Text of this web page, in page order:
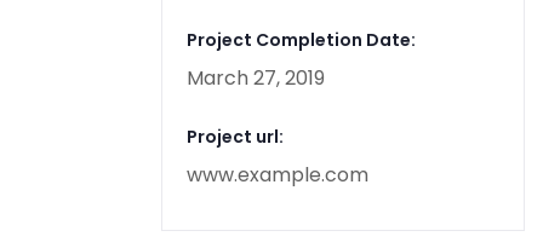
Project Completion Date:
March 27, 2019
Project url:
www.example.com